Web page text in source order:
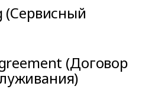
(Сервисный
(Договор